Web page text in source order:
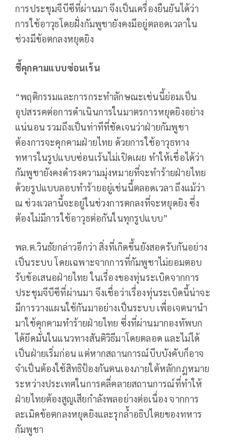
การประชุมจีบีซีที่ผ่านมา จึงเป็นเครื่องยืนยันได้ว่า
การใช้อาวุธโดยฝั่งกัมพูชายังคงมีอยู่ตลอดเวลาใน
ช่วงมีข้อตกลงหยุดยิง
ชี้คุกคามแบบซ่อนเร้น
“พฤติกรรมและการกระทำลักษณะเช่นนี้ย่อมเป็น
อุปสรรคต่อการดำเนินการในมาตรการหยุดยิงอย่าง
แน่นอน รวมถึงเป็นท่าทีที่ชัดเจนว่าฝ่ายกัมพูชา
ต้องการจะคุกคามฝ่ายไทย ด้วยการใช้อาวุธทาง
ทหารในรูปแบบซ่อนเร้นไม่เปิดเผย ทำให้เชื่อได้ว่า
กัมพูชายังคงดำรงความมุ่งหมายที่จะทำร้ายฝ่ายไทย
ด้วยรูปแบบลอบทำร้ายอยู่เช่นนี้ตลอดเวลา ถึงแม้ว่า
ณ ช่วงเวลานี้จะอยู่ในช่วงการตกลงที่จะหยุดยิง ซึ่ง
ต้องไม่มีการใช้อาวุธต่อกันในทุกรูปแบบ”
พล.ต.วินธัยกล่าวอีกว่า สิ่งที่เกิดขึ้นยังสอดรับกันอย่าง
เป็นระบบ โดยเฉพาะจากการที่กัมพูชาไม่ยอมตอบ
รับข้อเสนอฝ่ายไทย ในเรื่องของทุ่นระเบิดจากการ
ประชุมจีบีซีที่ผ่านมา จึงเชื่อว่าเรื่องทุ่นระเบิดนี้น่าจะ
มีการวางแผนใช้กันมาอย่างเป็นระบบ เพื่อเจตนานำ
มาใช้คุกคามทำร้ายฝ่ายไทย ซึ่งที่ผ่านมากองทัพบก
ได้ยึดมั่นในแนวทางสันติวิธีมาโดยตลอด และไม่ได้
เป็นฝ่ายเริ่มก่อน แต่หากสถานการณ์บีบบังคับก็อาจ
จำเป็นต้องใช้สิทธิป้องกันตนเองภายใต้หลักกฎหมาย
ระหว่างประเทศในการคลี่คลายสถานการณ์ที่ทำให้
ฝ่ายไทยต้องสูญเสียกำลังพลอย่างต่อเนื่อง จากการ
ละเมิดข้อตกลงหยุดยิงและรุกล้ำอธิปไตยของทหาร
กัมพูชา